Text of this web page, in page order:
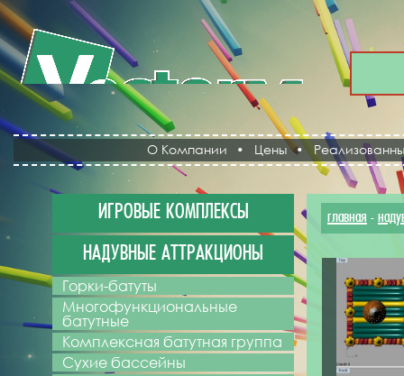
О Компании • Цены•
ИГРОВЫЕ КОМПЛЕКСЫ
НАДУВНЫЕ АТТРАКЦИОНЫ
Горки-батуты
Многофункциональные
батутные
Комплексная батутная группа
Сухие бассейны
главная -